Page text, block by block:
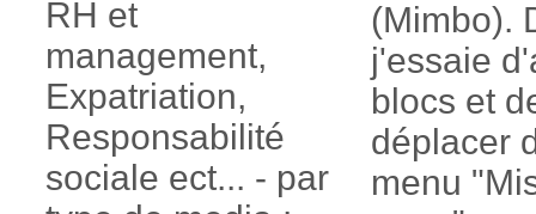
RH et
management,
Expatriation,
Responsabilité
sociale ect... - par
(Mimbo).
j'essaie
blocs et
déplacer
menu